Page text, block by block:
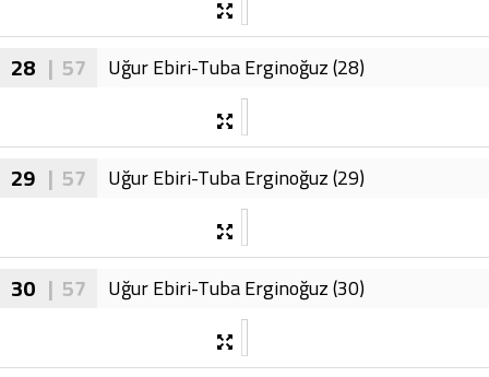
28 | 57 Uğur Ebiri-Tuba Erginoğuz (28)
29 | 57 Uğur Ebiri-Tuba Erginoğuz (29)
30 | 57 Uğur Ebiri-Tuba Erginoğuz (30)